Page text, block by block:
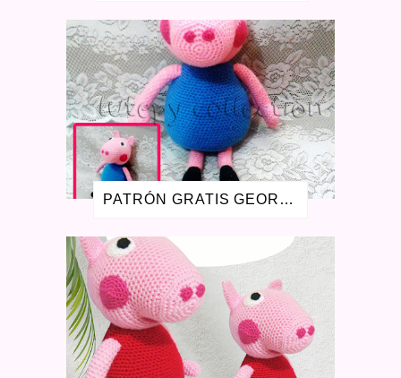
OCTUBRE 2019
2
SEPTIEMBRE 2019
1
AGOSTO 2019
3
JULIO 2019
1
ENERO 2019
1
AGOSTO 2018
1
JULIO 2018
1
JUNIO 2018
1
ENERO 2018
1
FEBRERO 2017
NOVIEMBRE 2016
AGOSTO 2016
JULIO 2016
1
MAYO 2016
3
ABRIL 2016
1
SEPTIEMBRE 2015
4
PATRÓN GRATIS GEORGE PIG AMIGURUMI